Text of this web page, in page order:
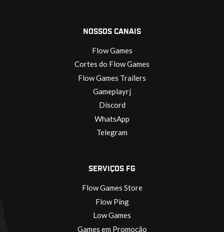
NOSSOS CANAIS
Flow Games
Cortes do Flow Games
Flow Games Trailers
Gameplayrj
Discord
WhatsApp
Telegram
SERVIÇOS FG
Flow Games Store
Flow Ping
Low Games
Games em Promoção